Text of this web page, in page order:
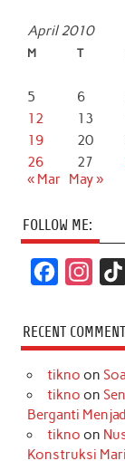
April 2010
M T
5
6
12
13
19
20
26
27
« Mar
May »
FOLLOW ME:
c
e
b
o
s
t
a
r
RECENT
tikno on
tikno on
Berganti
tikno on
Konstruksi